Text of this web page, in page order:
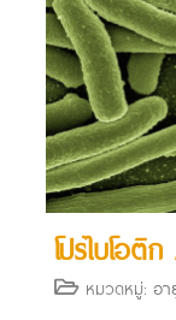
โปรไบโอติ
หมวดหมู่: อา